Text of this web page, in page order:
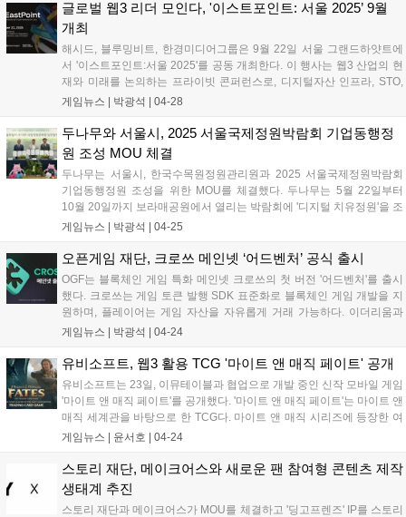
로운 웹3 엔터테인먼트를 구현할 계획이다....
글로벌 웹3 리더 모인다, '이스트포인트: 서울 2025’ 9월
개최
해시드, 블루밍비트, 한경미디어그룹은 9월 22일 서울 그랜드하얏트에
서 '이스트포인트:서울 2025'를 공동 개최한다. 이 행사는 웹3 산업의 현
재와 미래를 논의하는 프라이빗 콘퍼런스로, 디지털자산 인프라, STO,
AI와 디지털자산 융합 등 주요 어젠다를 다룬다. 라운드테이블, B2B 매
게임뉴스 | 박광석 | 04-28
두나무와 서울시, 2025 서울국제정원박람회 기업동행정
원 조성 MOU 체결
두나무는 서울시, 한국수목원정원관리원과 2025 서울국제정원박람회
기업동행정원 조성을 위한 MOU를 체결했다. 두나무는 5월 22일부터
10월 20일까지 보라매공원에서 열리는 박람회에 '디지털 치유정원'을 조
성한다. 디지털 기술로 구현된 가상의 숲으로, 자연과 인간의 치유와 회
며, 조성된 기금은 희귀·자생식물 보전지에 사용될 예정이다. 박람회 기
간 동안 디지털 치유정원 참여 기관 모집 및 심신 회복 프로그램 공모전
도 진행한다....
게임뉴스 | 박광석 | 04-25
오픈게임 재단, 크로쓰 메인넷 ‘어드벤처’ 공식 출시
OGF는 블록체인 게임 특화 메인넷 크로쓰의 첫 버전 '어드벤처'를 출시
했다. 크로쓰는 게임 토큰 발행 SDK 표준화로 블록체인 게임 개발을 지
원하며, 플레이어는 게임 자산을 자유롭게 거래 가능하다. 이더리움과
호환, BNB 체인과 연동하여 안정성과 확장성을 확보했다. 24일 크로쓰
탈중앙화 아이템 경제를 제공한다. 넥써쓰는 OGF와 기술 협약을 통해
게임뉴스 | 박광석 | 04-24
유비소프트, 웹3 활용 TCG '마이트 앤 매직 페이트' 공개
유비소프트는 23일, 이뮤테이블과 협업으로 개발 중인 신작 모바일 게임
'마이트 앤 매직 페이트'를 공개했다. '마이트 앤 매직 페이트'는 마이트 앤
매직 세계관을 바탕으로 한 TCG다. 마이트 앤 매직 시리즈에 등장한 여
러 진영의 다양한 영웅과 건물, 주문을 카드로 담아냈으며, 이를 자유롭
게임뉴스 | 윤서호 | 04-24
스토리 재단, 메이크어스와 새로운 팬 참여형 콘텐츠 제작
생태계 추진
스토리 재단과 메이크어스가 MOU를 체결하고 '딩고프렌즈' IP를 스토리